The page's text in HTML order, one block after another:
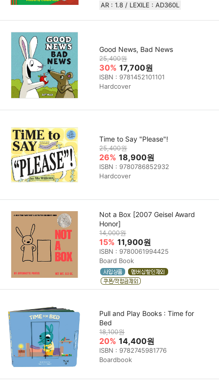
AR : 1.8 / LEXILE : AD360L
Good News, Bad News
25,400원
30% 17,700원
ISBN : 9781452101101
Hardcover
Time to Say "Please"!
25,400원
26% 18,900원
ISBN : 9780786852932
Hardcover
Not a Box [2007 Geisel Award
Honor]
14,000원
15% 11,900원
ISBN : 9780061994425
Board Book
Pull and Play Books : Time for
Bed
18,100원
20% 14,400원
ISBN : 9782745981776
Boardbook